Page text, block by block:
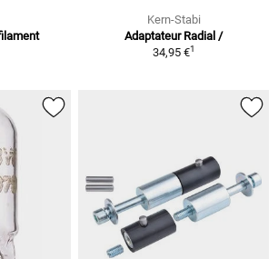
Kern-Stabi
Adaptateur Radial /
34,95 €1